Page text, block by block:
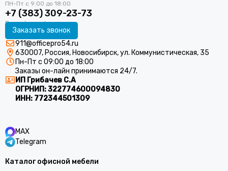
+7 (383) 309-23-73
Заказать звонок
911@officepro54.ru
630007, Россия, Новосибирск, ул. Коммунистическая, 35
Пн-Пт с 09:00 до 18:00
Заказы он-лайн принимаются 24/7.
ИП Грибачев С.А
ОГРНИП:322774600094830
ИНН: 772344501309
MAX
Telegram
Каталог офисной мебели